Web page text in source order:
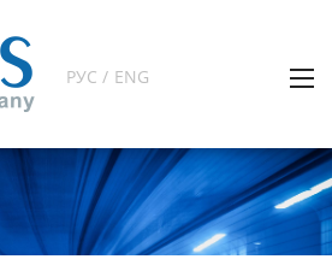
РУС / ENG